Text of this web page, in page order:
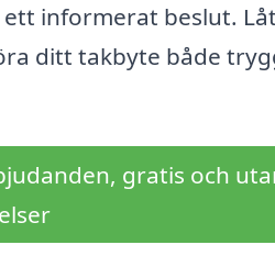
informerat beslut.
ditt takbyte både
gratis och